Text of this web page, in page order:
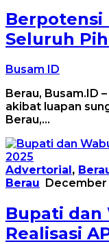
Berpotensi
Seluruh
Busam ID
Berau, Busam.ID
akibat luapan
Berau,…
Advertorial,
Berau December
Bupati dan
Realisasi